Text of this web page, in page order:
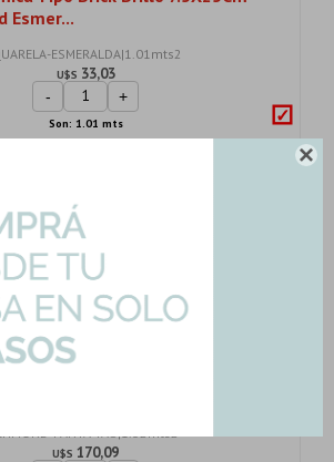

Esmer...
ESMERALDA|1.01mts2
U$S 33,03
- +
Son: 1.01 mts
60X120...
TAUPE-60120|1.44mts2
-
Son: 1.44 mts
U$S 170,09